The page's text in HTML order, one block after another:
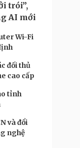
trói”,
AI mới
Wi-Fi
đối thủ
cao cấp
tỉnh
và đổi
nghệ